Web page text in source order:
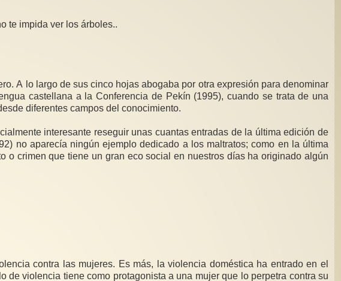
te impida ver los árboles..
A lo largo de sus cinco hojas abogaba por otra expresión para denominar
castellana a la Conferencia de Pekín (1995), cuando se trata de una
diferentes campos del conocimiento.
interesante reseguir unas cuantas entradas de la última edición de
no aparecía ningún ejemplo dedicado a los maltratos; como en la última
o crimen que tiene un gran eco social en nuestros días ha originado algún
contra las mujeres. Es más, la violencia doméstica ha entrado en el
violencia tiene como protagonista a una mujer que lo perpetra contra su